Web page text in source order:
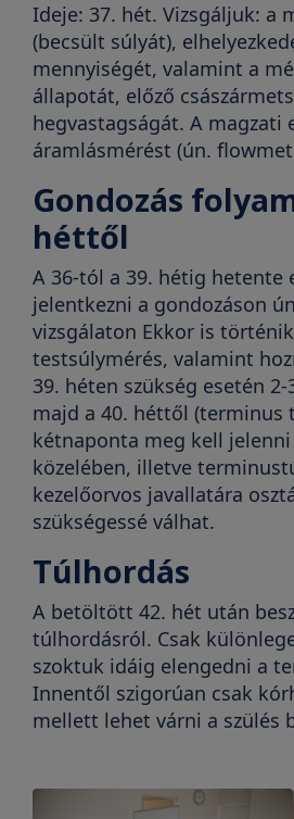
Ideje: 37. hét. Vizsgáljuk: a
(becsült súlyát),
mennyiségét, valamint a
állapotát, előző
hegvastagságát. A magzati
áramlásmérést (ún.
Gondozás
héttől
A 36-tól a 39. hétig hetente
jelentkezni a gondozáson
vizsgálaton Ekkor is
testsúlymérés, valamint
39. héten szükség esetén
majd a 40. héttől (terminus
kétnaponta meg kell jelenni
közelében, illetve
kezelőorvos javallatára
szükségessé válhat.
Túlhordás
A betöltött 42. hét után
túlhordásról. Csak
szoktuk idáig elengedni a
Innentől szigorúan csak
mellett lehet várni a szülés